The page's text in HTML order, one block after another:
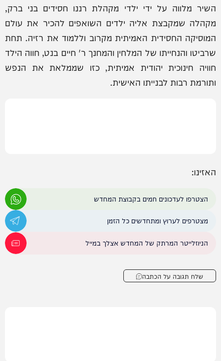
השיר מלווה על ידי ילדי מקהלת רננו חסידים בני ברק,
מקהלה שמקבצת אליה ילדים השואפים להכיר את עולם
המוסיקה החסידית האמיתית מקרוב וללמוד את רזיה. תחת
שרביטו והנחייתו של המלחין והמחנך ר' חיים בנט, חווה הילד
חוויה חינוכית יהודית אמיתית, כזו שממלאת את הנפש
ותורמת רבות לבנייתו האישית.
האזינו:
הצטרפו לעדכונים חמים בקבוצת המחדש
מצטרפים לערוץ ומתחדשים כל הזמן
הניוזלייטר המרתק של המחדש אצלך במייל
שלח תגובה על הכתבה